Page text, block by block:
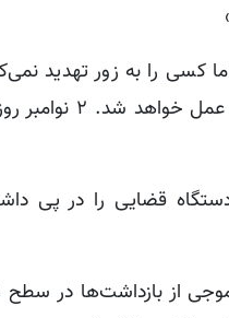
را به زور تهدید
کسی بخواهد از طریق فشار یا حیله، رأی مردم
قضایی را در پی
از بازداشت‌ها در سطح